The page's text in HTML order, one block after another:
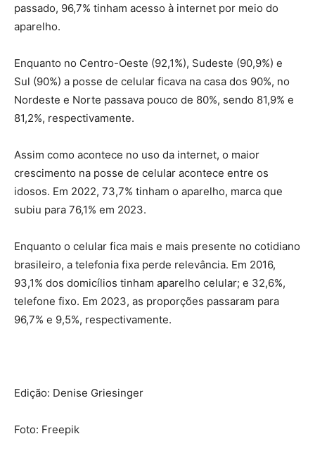
passado, 96,7% tinham acesso à internet por meio do
aparelho.
Enquanto no Centro-Oeste (92,1%), Sudeste (90,9%) e
Sul (90%) a posse de celular ficava na casa dos 90%, no
Nordeste e Norte passava pouco de 80%, sendo 81,9% e
81,2%, respectivamente.
Assim como acontece no uso da internet, o maior
crescimento na posse de celular acontece entre os
idosos. Em 2022, 73,7% tinham o aparelho, marca que
subiu para 76,1% em 2023.
Enquanto o celular fica mais e mais presente no cotidiano
brasileiro, a telefonia fixa perde relevância. Em 2016,
93,1% dos domicílios tinham aparelho celular; e 32,6%,
telefone fixo. Em 2023, as proporções passaram para
96,7% e 9,5%, respectivamente.
Edição: Denise Griesinger
Foto: Freepik